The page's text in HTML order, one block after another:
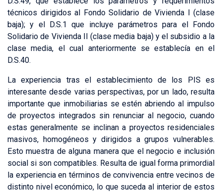
técnicos dirigidos al Fondo Solidario de Vivienda I (clase
baja); y el D.S.1 que incluye parámetros para el Fondo
Solidario de Vivienda II (clase media baja) y el subsidio a la
clase media, el cual anteriormente se establecía en el
D.S.40.
La experiencia tras el establecimiento de los PIS es
interesante desde varias perspectivas, por un lado, resulta
importante que inmobiliarias se estén abriendo al impulso
de proyectos integrados sin renunciar al negocio, cuando
estas generalmente se inclinan a proyectos residenciales
masivos, homogéneos y dirigidos a grupos vulnerables.
Esto muestra de alguna manera que el negocio e inclusión
social si son compatibles. Resulta de igual forma primordial
la experiencia en términos de convivencia entre vecinos de
distinto nivel económico, lo que suceda al interior de estos